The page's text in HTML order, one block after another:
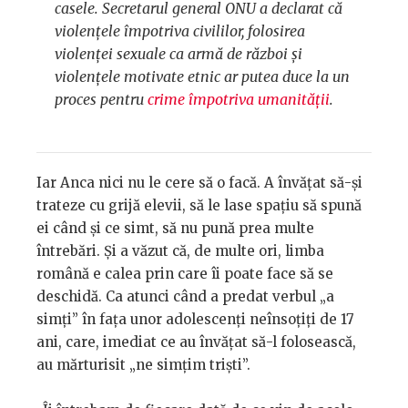
casele. Secretarul general ONU a declarat că
violențele împotriva civililor, folosirea
violenței sexuale ca armă de război și
violențele motivate etnic ar putea duce la un
proces pentru crime împotriva umanității.
Iar Anca nici nu le cere să o facă. A învățat să-și
trateze cu grijă elevii, să le lase spațiu să spună
ei când și ce simt, să nu pună prea multe
întrebări. Și a văzut că, de multe ori, limba
română e calea prin care îi poate face să se
deschidă. Ca atunci când a predat verbul „a
simți” în fața unor adolescenți neînsoțiți de 17
ani, care, imediat ce au învățat să-l folosească,
au mărturisit „ne simțim triști”.